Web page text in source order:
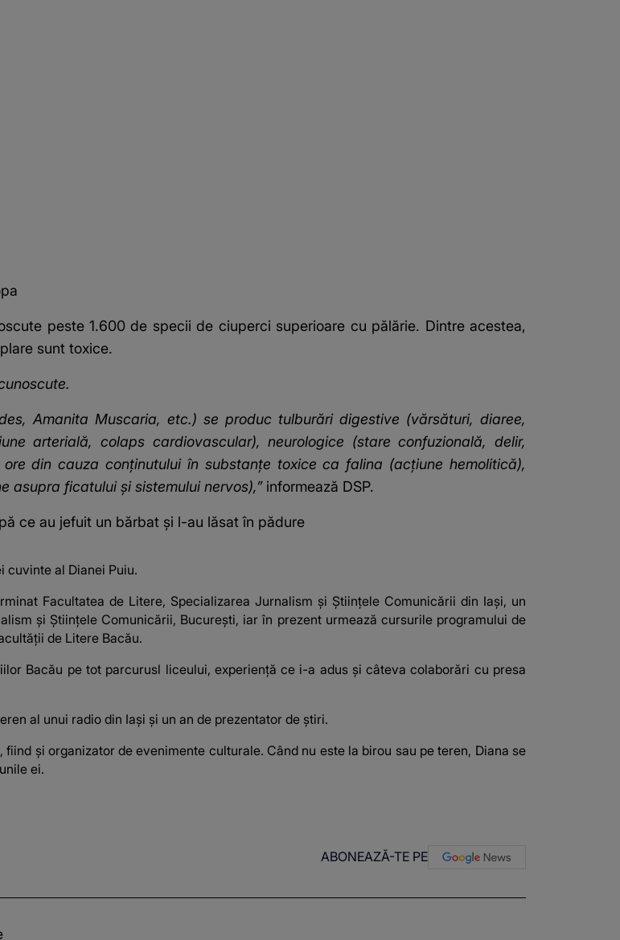
peste 1.600 de specii de ciuperci superioare cu pălărie. Dintre acestea,
sunt toxice.
Amanita Muscaria, etc.) se produc tulburări digestive (vărsături, diaree,
arterială, colaps cardiovascular), neurologice (stare confuzională, delir,
din cauza conţinutului în substanţe toxice ca falina (acţiune hemolitică),
asupra ficatului şi sistemului nervos),” informează DSP.
ce au jefuit un bărbat și l-au lăsat în pădure
cuvinte al Dianei Puiu.
Facultatea de Litere, Specializarea Jurnalism și Științele Comunicării din Iași, un
și Științele Comunicării, București, iar în prezent urmează cursurile programului de
de Litere Bacău.
Bacău pe tot parcurusl liceului, experiență ce i-a adus și câteva colaborări cu presa
al unui radio din Iași și un an de prezentator de știri.
și organizator de evenimente culturale. Când nu este la birou sau pe teren, Diana se
ei.
ABONEAZĂ-TE PE